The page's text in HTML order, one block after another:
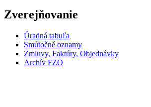
Zverejňovanie
Úradná tabuľa
Smútočné oznamy
Zmluvy, Faktúry, Objednávky
Archív FZO